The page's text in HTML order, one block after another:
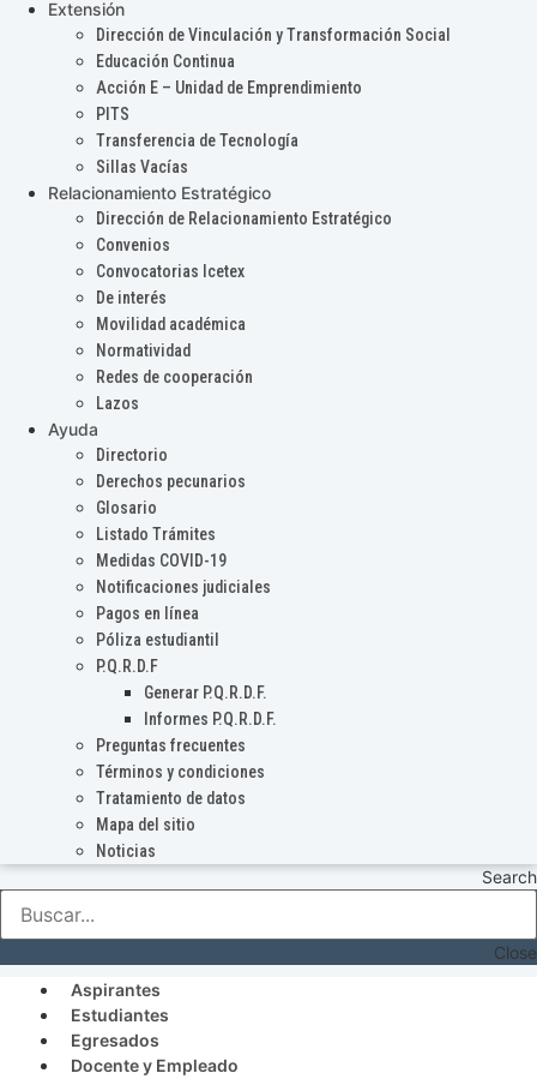
Extensión
Dirección de Vinculación y Transformación Social
Educación Continua
Acción E – Unidad de Emprendimiento
PITS
Transferencia de Tecnología
Sillas Vacías
Relacionamiento Estratégico
Dirección de Relacionamiento Estratégico
Convenios
Convocatorias Icetex
De interés
Movilidad académica
Normatividad
Redes de cooperación
Lazos
Ayuda
Directorio
Derechos pecunarios
Glosario
Listado Trámites
Medidas COVID-19
Notificaciones judiciales
Pagos en línea
Póliza estudiantil
P.Q.R.D.F
Generar P.Q.R.D.F.
Informes P.Q.R.D.F.
Preguntas frecuentes
Términos y condiciones
Tratamiento de datos
Mapa del sitio
Noticias
Search
Close
Aspirantes
Estudiantes
Egresados
Docente y Empleado